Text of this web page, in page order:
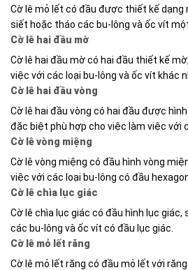
Cờ lê mỏ lết có đầu được thiết kế dạng
siết hoặc tháo các bu-lông và ốc vít
Cờ lê hai đầu mờ
Cờ lê hai đầu mờ có hai đầu thiết kế
việc với các loại bu-lông và ốc vít khác
Cờ lê hai đầu vòng
Cờ lê hai đầu vòng có hai đầu được
đặc biệt phù hợp cho việc làm việc với
Cờ lê vòng miệng
Cờ lê vòng miệng có đầu hình vòng
việc với các loại bu-lông có đầu
Cờ lê chìa lục giác
Cờ lê chìa lục giác có đầu hình lục
các bu-lông và ốc vít có đầu lục giác.
Cờ lê mỏ lết răng
Cờ lê mỏ lết răng có đầu mỏ lết với